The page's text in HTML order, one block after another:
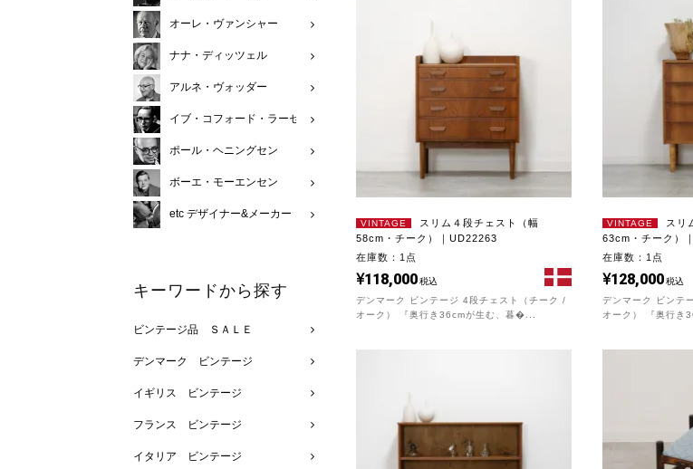
オーレ・ヴァンシャー
ナナ・ディッツェル
アルネ・ヴォッダー
イブ・コフォード・ラーセン
ポール・ヘニングセン
ボーエ・モーエンセン
etc デザイナー&メーカー
キーワードから探す
ビンテージ品 ＳＡＬＥ
デンマーク ビンテージ
イギリス ビンテージ
フランス ビンテージ
イタリア ビンテージ
VINTAGE
スリム４段チェスト（幅
58cm・チーク）｜UD22263
在庫数：1点
118,000 税込
デンマーク ビンテージ 4段チェスト（チーク /
オーク） 『奥行き36cmが生む、暮�...
VINTAGE
スリ
63cm・チーク）
在庫数：1点
128,000税込
デンマーク ビンテ
オーク） 『奥行き